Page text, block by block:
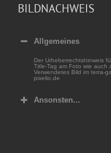
BILDNACHWEIS
Allgemeines
Der Urheberrechtshinweis
Title-Tag am Foto wie auch
Verwendetes Bild im terra-
pixelio.de
Ansonsten...